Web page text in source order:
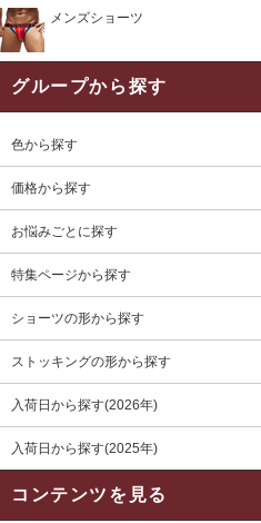
メンズショーツ
グループから探す
色から探す
価格から探す
お悩みごとに探す
特集ページから探す
ショーツの形から探す
ストッキングの形から探す
入荷日から探す(2026年)
入荷日から探す(2025年)
コンテンツを見る